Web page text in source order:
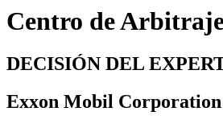
Centro de
DECISIÓN DEL
Exxon Mobil